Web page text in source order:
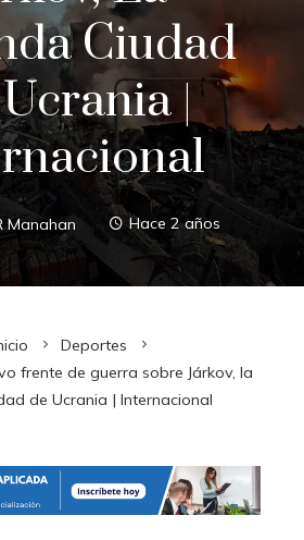
Ciudad
|
Manahan Hace 2 años
Deportes
frente de guerra sobre Járkov, la
de Ucrania | Internacional